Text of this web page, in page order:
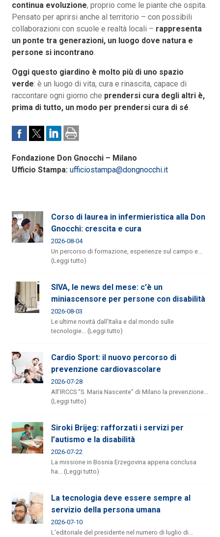
continua evoluzione, proprio come le piante che ospita.
Pensato per aprirsi anche al territorio – con possibili
collaborazioni con scuole e realtà locali – rappresenta
un ponte tra generazioni, un luogo dove natura e
persone si incontrano.
Oggi questo giardino è molto più di uno spazio
verde: è un luogo di vita, cura e rinascita, capace di
raccontare ogni giorno che prendersi cura degli altri è,
prima di tutto, un modo per prendersi cura di sé.
Fondazione Don Gnocchi – Milano
Ufficio Stampa: ufficiostampa@dongnocchi.it
Corso di laurea in infermieristica alla Don
Gnocchi: crescita e cura
2026-08-04
Un percorso di formazione, esperienze sul campo e...
(Leggi tutto)
SIVA, le news del mese: c'è un
miniascensore per persone con disabilità
2026-08-03
Le ultime novità dall'Italia e dal mondo sulle
tecnologie... (Leggi tutto)
Cardio Sport: il nuovo percorso di
prevenzione cardiovascolare
2026-07-28
All’IRCCS “S. Maria Nascente” di Milano la prevenzione...
(Leggi tutto)
Siroki Brijeg: rafforzati i servizi per
l’autismo e la disabilità
2026-07-22
La missione in Bosnia Erzegovina appena conclusa
ha... (Leggi tutto)
La tecnologia deve essere sempre al
servizio della persona umana
2026-07-10
L'editoriale del presidente nel numero di luglio di...